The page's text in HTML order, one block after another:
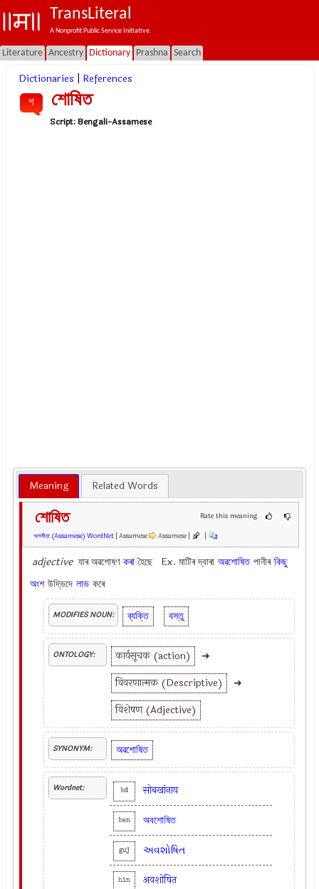
TransLiteral
A Nonprofit Public Service Initiative.
Literature Ancestry Dictionary Prashna Search
Dictionaries References
শ শোষিত
Script:Bengali-Assamese
Meaning Related Words
Rate this meaning
শোষিত
অসমীয়া (Assamese) WordNet | Assamese Assamese | |
adjective যাৰ অৱশোষণকৰাহৈছে Ex.মাটিৰ দ্বাৰা অৱশোষিত পানীৰকিছু
অংশ উদ্ভিদে লাভ কৰে
MODIFIES NOUN: ব্যক্তি বস্তু
ONTOLOGY: कार्यसूचक (action)
➜
विवरणात्मक (Descriptive)
➜
विशेषण (Adjective)
SYNONYM: অৱশোষিত
Wordnet: bd सोबखांनाय
ben অবশোষিত
guj અવશોષિત
hin अवशोषित